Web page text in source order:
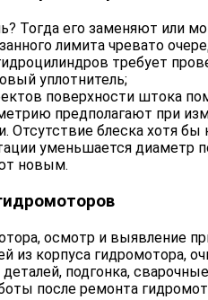
Тогда его заменяют или
лимита чревато
требует
уплотнитель;
поверхности штока
предполагают при
блеска хотя бы
уменьшается диаметр
новым.
осмотр и выявление
из корпуса гидромотора,
подгонка,
после ремонта